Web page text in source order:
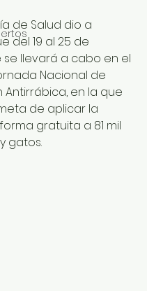
de Salud dio a
del 19 al 25 de
llevará a cabo en el
Nacional de
Antirrábica, en la que
de aplicar la
gratuita a 81 mil
gatos.